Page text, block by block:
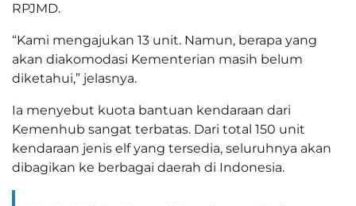
RPJMD.
“Kami mengajukan 13 unit. Namun, berapa yang
akan diakomodasi Kementerian masih belum
diketahui,” jelasnya.
Ia menyebut kuota bantuan kendaraan dari
Kemenhub sangat terbatas. Dari total 150 unit
kendaraan jenis elf yang tersedia, seluruhnya akan
dibagikan ke berbagai daerah di Indonesia.